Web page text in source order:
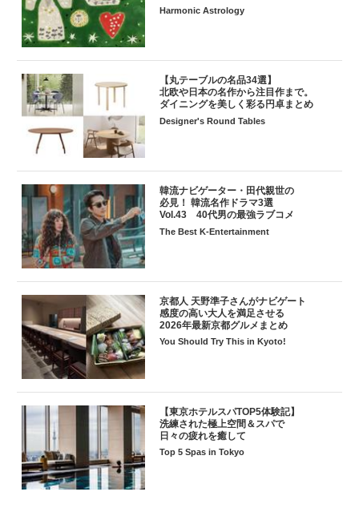
Harmonic Astrology
【丸テーブルの名品34選】
北欧や日本の名作から注目作まで。
ダイニングを美しく彩る円卓まとめ
Designer's Round Tables
韓流ナビゲーター・田代親世の
必見！ 韓流名作ドラマ3選
Vol.43 40代男の最強ラブコメ
The Best K-Entertainment
京都人 天野準子さんがナビゲート
感度の高い大人を満足させる
2026年最新京都グルメまとめ
You Should Try This in Kyoto!
【東京ホテルスパTOP5体験記】
洗練された極上空間＆スパで
日々の疲れを癒して
Top 5 Spas in Tokyo